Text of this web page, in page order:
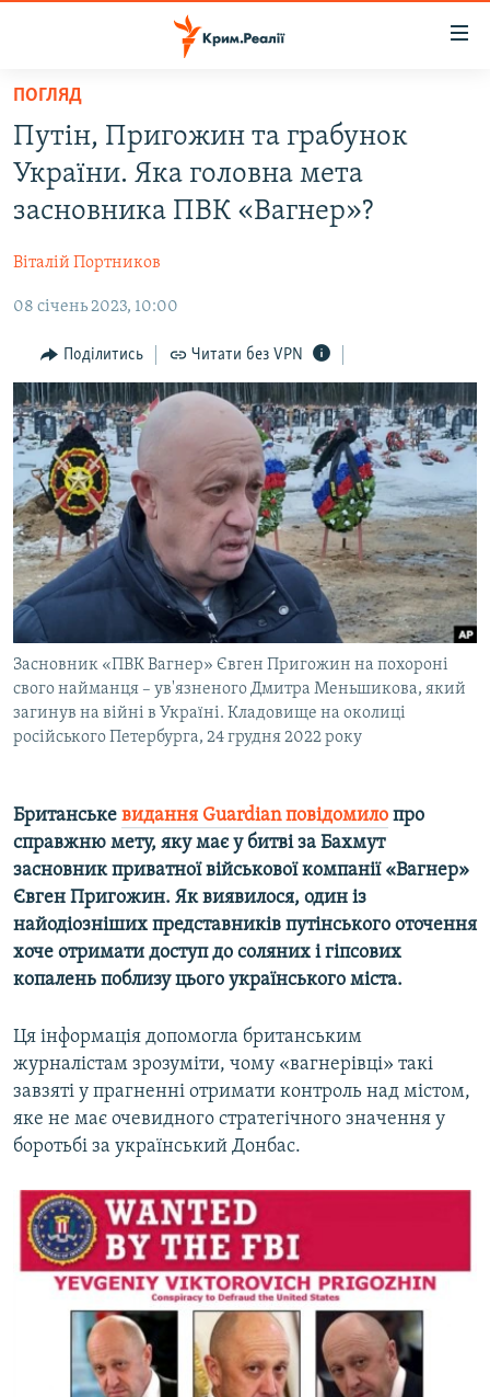
Перейти
основного
матеріалу
Перейти
до
основної
Перейти
пошуку
ВОДА.КРИМ
ВІДЕО ТА ФОТО
БЛОГИ
ПОГЛЯД
ІНТЕРВ'Ю
ВСЕ ЗА ДЕНЬ
СПЕЦПРОЕКТИ
ДЕПОРТАЦІЯ
ВІДЕОУРОКИ «ELIFBE»
СВІДЧЕННЯ ОКУПАЦІЇ
УКРАЇНСЬКА ПРОБЛЕМА КРИМУ
ІНФОГРАФІКА
ЯК ОБІЙТИ БЛОКУВАННЯ
Русский
Qırımtatar
ДОЛУЧАЙСЯ!
Усі сайти RFE/RL
ПОГЛЯД
Путін, Пригожин та грабунок
України. Яка головна мета
засновника ПВК «Вагнер»?
Віталій Портников
08 січень 2023, 10:00
Поділитись Читати без VPN
Засновник «ПВК Вагнер» Євген Пригожин на похороні
свого найманця – ув'язненого Дмитра Меньшикова, який
загинув на війні в Україні. Кладовище на околиці
російського Петербурга, 24 грудня 2022 року
Британське видання Guardian повідомило про
справжню мету, яку має у битві за Бахмут
засновник приватної військової компанії «Вагнер»
Євген Пригожин. Як виявилося, один із
найодіозніших представників путінського оточення
хоче отримати доступ до соляних і гіпсових
копалень поблизу цього українського міста.
Ця інформація допомогла британським
журналістам зрозуміти, чому «вагнерівці» такі
завзяті у прагненні отримати контроль над містом,
яке не має очевидного стратегічного значення у
боротьбі за український Донбас.